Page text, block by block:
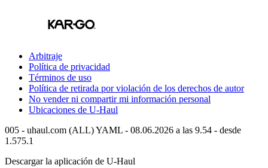
Arbitraje
Política de privacidad
Términos de uso
Política de retirada por violación de los derechos de autor
No vender ni compartir mi información personal
Ubicaciones de U-Haul
005 - uhaul.com (ALL) YAML - 08.06.2026 a las 9.54 - desde
1.575.1
Descargar la aplicación de U-Haul